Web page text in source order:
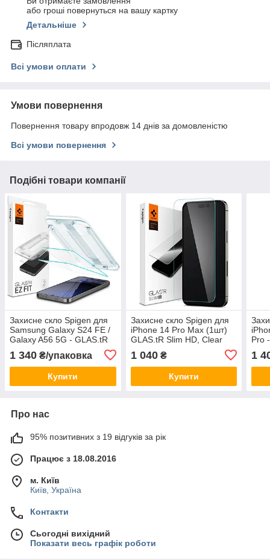
або гроші повернуться на вашу картку
Детальніше
Післяплата
Всі умови оплати
Умови повернення
Повернення товару впродовж 14 днів за домовленістю
Всі умови повернення
Подібні товари компанії
Захисне скло Spigen для
Samsung Galaxy S24 FE /
Galaxy A56 5G - GLAS.tR
(AGL08729)
1 340 ₴/упаковка
Купити
Захисне скло Spigen для
iPhone 14 Pro Max (1шт)
GLAS.tR Slim HD, Clear
1 040₴
Купити
Pro
1
Про нас
95% позитивних з 19 відгуків за рік
Працює з 18.08.2016
м. Київ
Київ, Україна
Контакти
Сьогодні вихідний
Показати весь графік роботи